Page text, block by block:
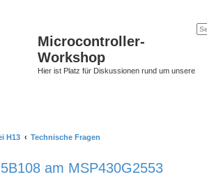
Microcontroller-
Workshop
Hier ist Platz für Diskussionen rund um unsere
H13 Technische Fragen
am MSP430G2553